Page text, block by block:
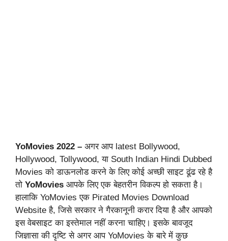
YoMovies 2022 – अगर आप latest Bollywood,
Hollywood, Tollywood, या South Indian Hindi Dubbed
Movies को डाऊनलोड करने के लिए कोई अच्छी साइट ढूंढ रहे है
तो YoMovies आपके लिए एक बेहतरीन विकल्प हो सकता है।
हालाकि YoMovies एक Pirated Movies Download
Website है, जिसे सरकार ने गैरकानूनी करार दिया है और आपको
इस वेबसाइट का इस्तेमाल नहीं करना चाहिए। इसके बावजूद
जिज्ञासा की दृष्टि से अगर आप YoMovies के बारे में कुछ